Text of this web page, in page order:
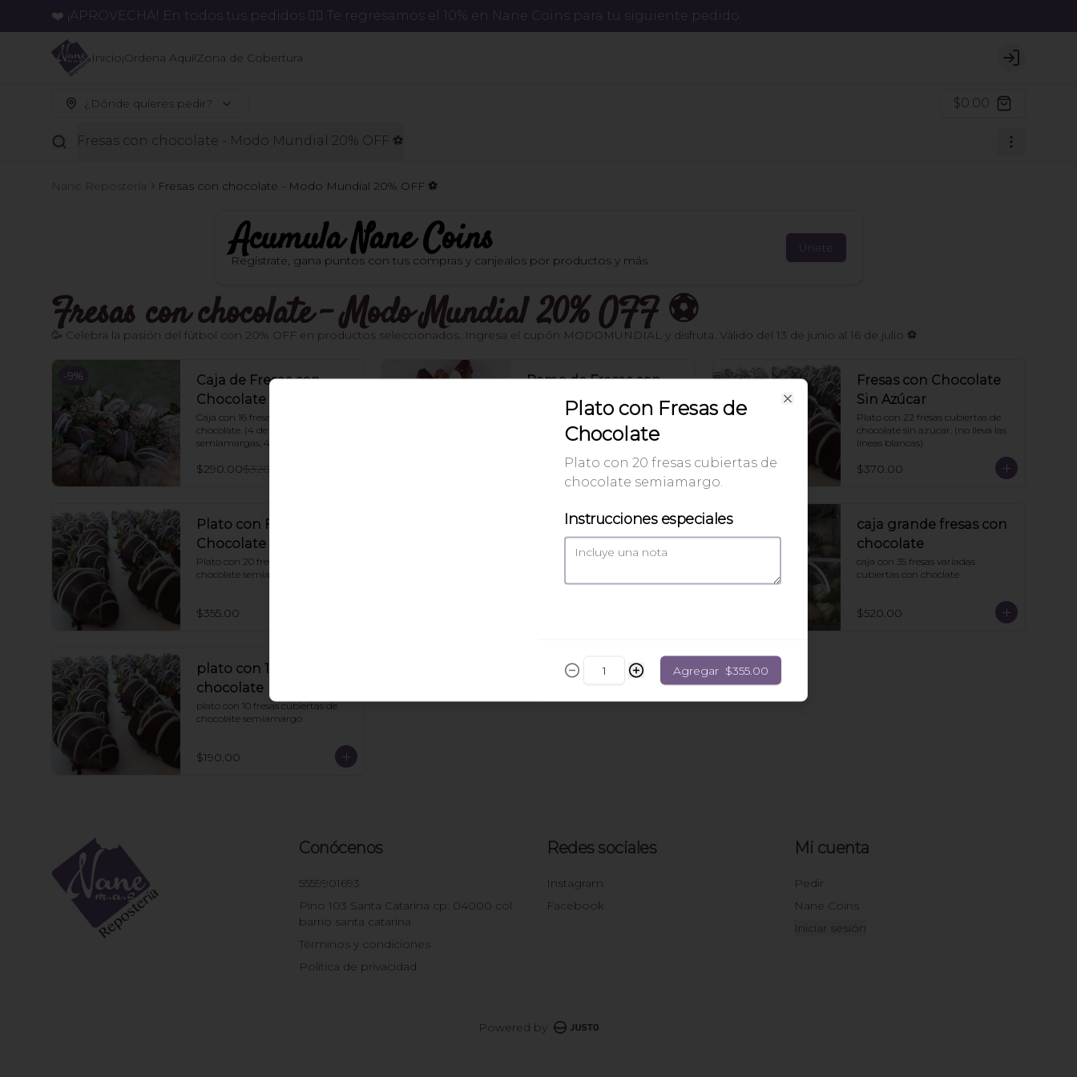
❤️ ¡APROVECHA! En todos tus pedidos 👉🏻 Te regresamos el 10% en Nane Coins para tu siguiente pedido.
Inicio¡Ordena Aquí!Zona de Cobertura Login
¿Dónde quieres pedir? $0.00
Fresas con chocolate - Modo Mundial 20% OFF ⚽️
Nane Repostería Fresas con chocolate - Modo Mundial 20% OFF ⚽️
AcumulaNane Coins
Regístrate, gana puntos con tus compras y canjealos por productos y más
Únete
Fresas con chocolate - Modo Mundial 20% OFF ⚽️
🥳 Celebra la pasión del fútbol con 20% OFF en productos seleccionados. Ingresa el cupón MODOMUNDIAL y disfruta. Válido del 13 de junio al 16 de julio ⚽
-9%
Caja de Fresas con
Chocolate
Caja con 16 fresas cubiertas de
chocolate. (4 de nuez, 4
semiamargas, 4 de leche y 4
$290.00$320.00
Ramo de Fresas con
Chocolate
Ramo con fresas cubiertas de
chocolate. 🍓
$310.00
Fresas con Chocolate
Sin Azúcar
Plato con 22 fresas cubiertas de
chocolate sin azúcar. (no lleva las
líneas blancas)
$370.00
Plato con Fresas de
Chocolate
Plato con 20 fresas cubiertas de
chocolate semiamargo.
$355.00
caja fresas rosas
caja con 12 fresas (6 rosas y 6
caja grande fresas con
chocolate
caja con 35 fresas variadas
cubiertas con choclate
$520.00
plato con 10 fresas con
chocolate
plato con 10 fresas cubiertas de
chocolate semiamargo
$190.00
Conócenos
5559901693
Pino 103 Santa Catarina cp. 04000 col.
barrio santa catarina
Términos y condiciones
Política de privacidad
Redes sociales
Instagram
Facebook
Mi cuenta
Pedir
Nane Coins
Iniciar sesión
Powered by
Plato con Fresas de
Chocolate
Plato con 20 fresas cubiertas de
chocolate semiamargo.
Instrucciones especiales
Agregar $355.00
Close